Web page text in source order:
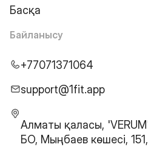
Басқа
Байланысу
+77071371064
support@1fit.app
Алматы қаласы,
БО, Мыңбаев көшесі,